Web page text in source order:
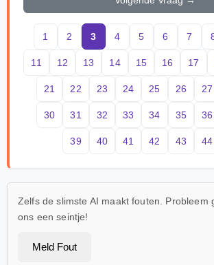
1 2 3 4 5 6 7
11 12 13 14 15 16 17
21 22 23 24 25 26 27
30 31 32 33 34 35 36
39 40 41 42 43 44
Zelfs de slimste AI maakt fouten. Probleem
ons een seintje!
Meld Fout